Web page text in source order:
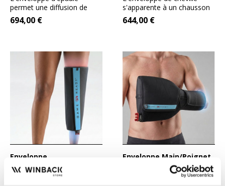
permet une diffusion de
froid sur une surface très...
694,00 €
s'apparente à un chausson
montant qui va permettre...
644,00 €
Enveloppe
Genou/Quadriceps -
GameReady
Enveloppe Main/Poignet
- GameReady
La nouvelle enveloppe de